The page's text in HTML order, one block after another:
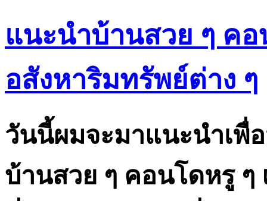
แนะนำบ้านสวย ๆ คอ
อสังหาริมทรัพย์ต่าง ๆ
วันนี้ผมจะมาแนะนำเพื่
บ้านสวย ๆ คอนโดหรู ๆ